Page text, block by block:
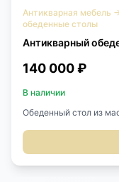
Антикварная мебель
обеденные столы
Антикварный
140 000 ₽
В наличии
Обеденный стол из
но можем сделать на
разложенном виде: